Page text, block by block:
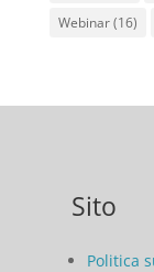
Webinar(16)
Sito
Politica